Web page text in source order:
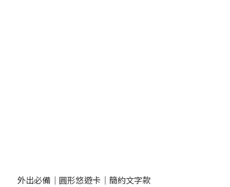
外出必備｜圓形悠遊卡｜簡約文字款